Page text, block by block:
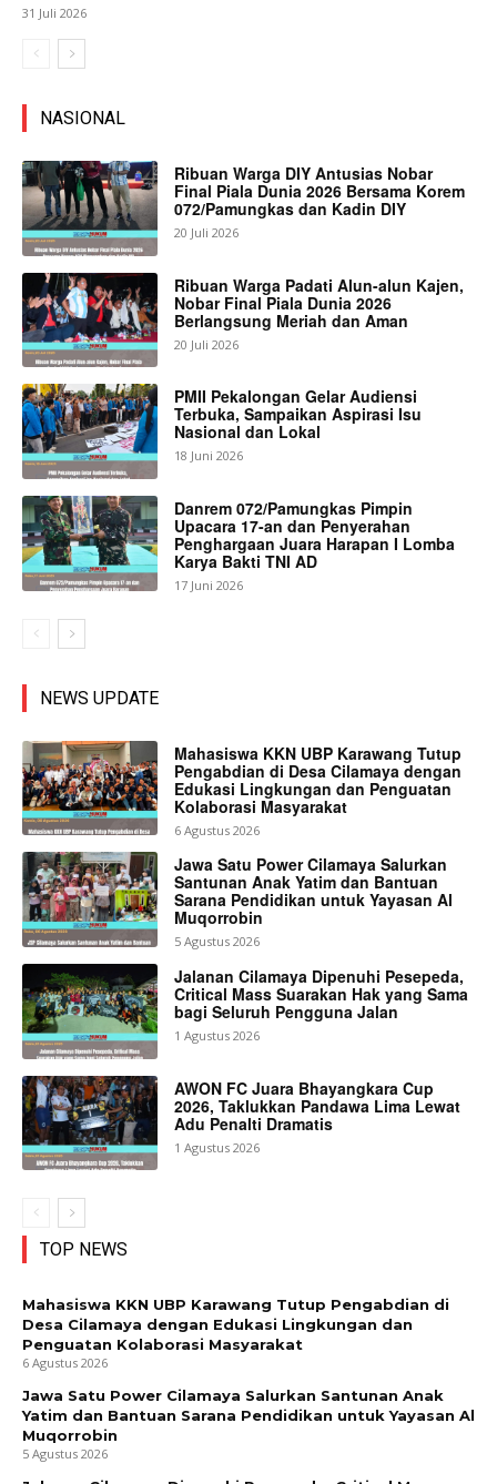
31 Juli 2026
NASIONAL
Ribuan Warga DIY Antusias Nobar
Final Piala Dunia 2026 Bersama Korem
072/Pamungkas dan Kadin DIY
20 Juli 2026
Ribuan Warga Padati Alun-alun Kajen,
Nobar Final Piala Dunia 2026
Berlangsung Meriah dan Aman
20 Juli 2026
PMII Pekalongan Gelar Audiensi
Terbuka, Sampaikan Aspirasi Isu
Nasional dan Lokal
18 Juni 2026
Danrem 072/Pamungkas Pimpin
Upacara 17-an dan Penyerahan
Penghargaan Juara Harapan I Lomba
Karya Bakti TNI AD
17 Juni 2026
NEWS UPDATE
Mahasiswa KKN UBP Karawang Tutup
Pengabdian di Desa Cilamaya dengan
Edukasi Lingkungan dan Penguatan
Kolaborasi Masyarakat
6 Agustus 2026
Jawa Satu Power Cilamaya Salurkan
Santunan Anak Yatim dan Bantuan
Sarana Pendidikan untuk Yayasan Al
Muqorrobin
5 Agustus 2026
Jalanan Cilamaya Dipenuhi Pesepeda,
Critical Mass Suarakan Hak yang Sama
bagi Seluruh Pengguna Jalan
1 Agustus 2026
AWON FC Juara Bhayangkara Cup
2026, Taklukkan Pandawa Lima Lewat
Adu Penalti Dramatis
1 Agustus 2026
TOP NEWS
Mahasiswa KKN UBP Karawang Tutup Pengabdian di
Desa Cilamaya dengan Edukasi Lingkungan dan
Penguatan Kolaborasi Masyarakat
6 Agustus 2026
Jawa Satu Power Cilamaya Salurkan Santunan Anak
Yatim dan Bantuan Sarana Pendidikan untuk Yayasan Al
Muqorrobin
5 Agustus 2026